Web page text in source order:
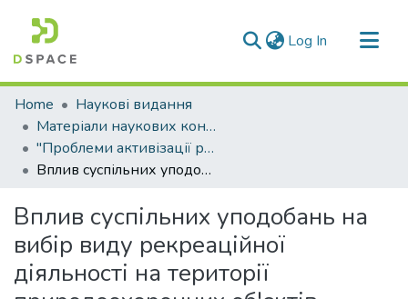
Log In (current)
Communities & Collections
All of DSpace
Statistics
Home
Наукові видання
Матеріали наукових конференцій
"Проблеми активізації рекреаційно-оздоровчої діяльності населення"
Вплив суспільних уподобань на вибір виду рекреаційної діяльності на території природоохоронних об'єктів
Вплив суспільних уподобань на
вибір виду рекреаційної
діяльності на території